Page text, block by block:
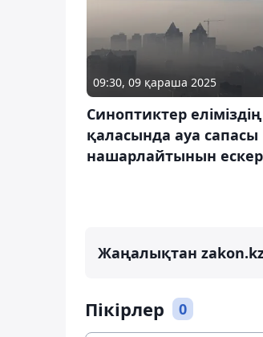
09:30, 09 қараша 2025
Синоптиктер еліміздің
қаласында ауа сапасы
нашарлайтынын
Жаңалықтан
Пікірлер 0